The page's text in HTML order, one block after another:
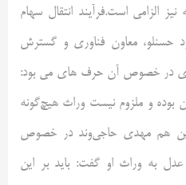
الزامی است.فرآیند انتقال سهام
حسنلو، معاون فناوری و گسترش
در خصوص آن حرف های می بود:
بوده و ملزوم نیست وراث هیچ‌گونه
این هم مهدی حاجی‌وند در خصوص
عدل به وراث او گفت: باید بر این